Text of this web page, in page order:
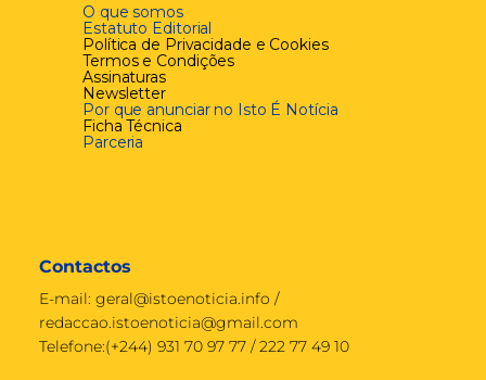
O que somos
Estatuto Editorial
Política de Privacidade e Cookies
Termos e Condições
Assinaturas
Newsletter
Por que anunciar no Isto É Notícia
Ficha Técnica
Parceria
Contactos
E-mail: geral@istoenoticia.info /
redaccao.istoenoticia@gmail.com
Telefone:(+244) 931 70 97 77 / 222 77 49 10